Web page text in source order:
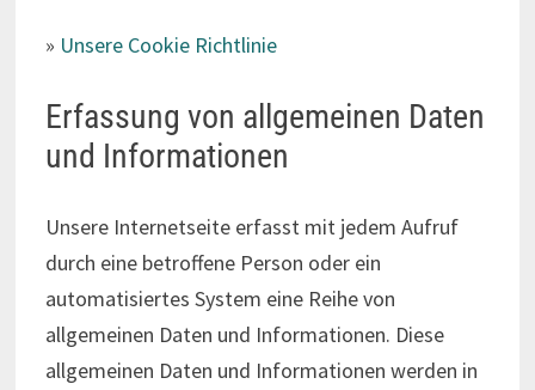
» Unsere Cookie Richtlinie
Erfassung von allgemeinen Daten
und Informationen
Unsere Internetseite erfasst mit jedem Aufruf
durch eine betroffene Person oder ein
automatisiertes System eine Reihe von
allgemeinen Daten und Informationen. Diese
allgemeinen Daten und Informationen werden in